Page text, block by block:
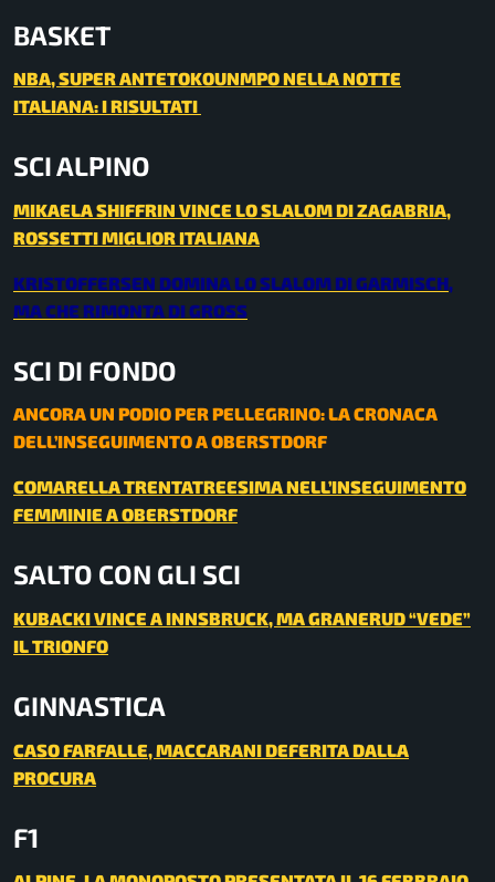
BASKET
NBA, SUPER ANTETOKOUNMPO NELLA NOTTE
ITALIANA: I RISULTATI
SCI ALPINO
MIKAELA SHIFFRIN VINCE LO SLALOM DI ZAGABRIA,
ROSSETTI MIGLIOR ITALIANA
KRISTOFFERSEN DOMINA LO SLALOM DI GARMISCH,
MA CHE RIMONTA DI GROSS
SCI DI FONDO
ANCORA UN PODIO PER PELLEGRINO: LA CRONACA
DELL’INSEGUIMENTO A OBERSTDORF
COMARELLA TRENTATREESIMA NELL’INSEGUIMENTO
FEMMINIE A OBERSTDORF
SALTO CON GLI SCI
KUBACKI VINCE A INNSBRUCK, MA GRANERUD “VEDE”
IL TRIONFO
GINNASTICA
CASO FARFALLE, MACCARANI DEFERITA DALLA
PROCURA
F1